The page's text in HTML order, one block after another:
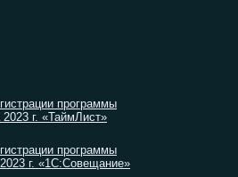
программы
г. «ТаймЛист»
программы
г. «1С:Совещание»